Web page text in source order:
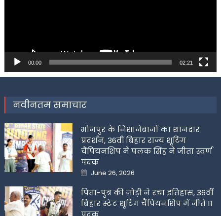
00:00 02:21
नवीनतम समाचार
भोजपुर के निशानेबाजों का शानदार
प्रदर्शन, 36वीं बिहार राज्य शूटिंग
चैंपियनशिप में पलक सिंह ने जीता स्वर्ण
पदक
Posted
on
June 26, 2026
पिता-पुत्र की जोड़ी ने रचा इतिहास, 36वीं
बिहार स्टेट शूटिंग चैंपियनशिप में जीते 11